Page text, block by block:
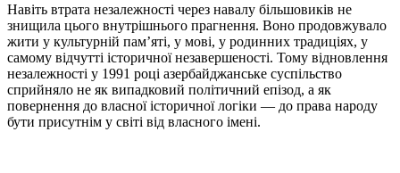
Навіть втрата незалежності через навалу більшовиків не
знищила цього внутрішнього прагнення. Воно продовжувало
жити у культурній пам’яті, у мові, у родинних традиціях, у
самому відчутті історичної незавершеності. Тому відновлення
незалежності у 1991 році азербайджанське суспільство
сприйняло не як випадковий політичний епізод, а як
повернення до власної історичної логіки — до права народу
бути присутнім у світі від власного імені.